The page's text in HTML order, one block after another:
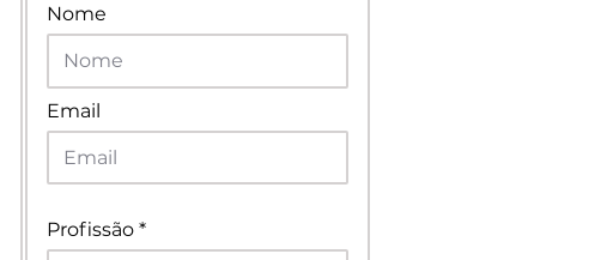
Nome
Email
Profissão